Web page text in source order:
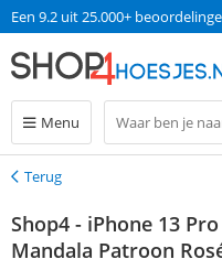
Een 9.2 uit 25.000+
Menu
Terug
Terug
Shop4 - iPhone 13
Mandala Patroon